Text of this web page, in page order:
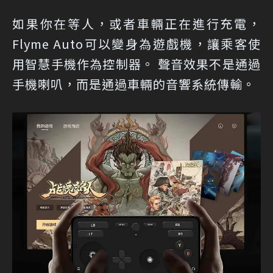
如果你在等人，或者車輛正在進行充電，
Flyme Auto可以變身為遊戲機，讓乘客使
用智慧手機作為控制器。 聲音效果不是通過
手機喇叭，而是通過車輛的音響系統傳輸。